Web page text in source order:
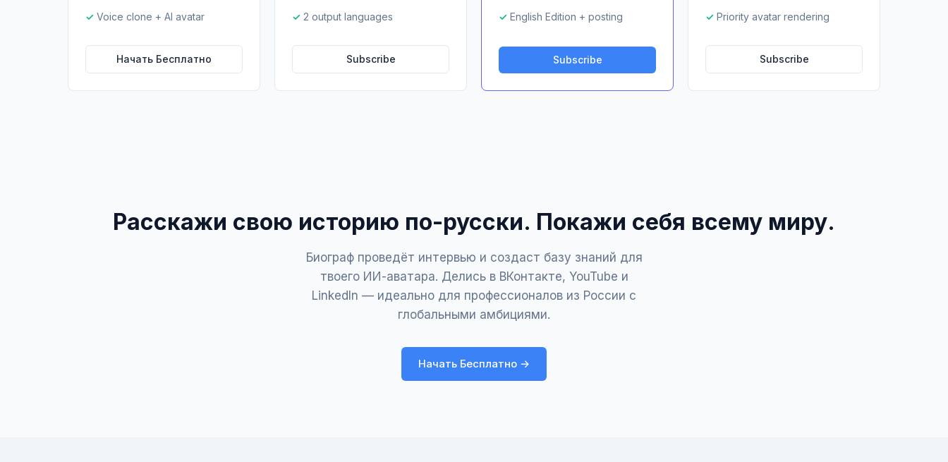
Voice clone + AI avatar
Начать Бесплатно
2 output languages
Subscribe
English Edition + posting
Subscribe
Priority avatar rendering
Subscribe
Расскажи свою историю по-русски. Покажи себя всему миру.
Биограф проведёт интервью и создаст базу знаний для
твоего ИИ-аватара. Делись в ВКонтакте, YouTube и
LinkedIn — идеально для профессионалов из России с
глобальными амбициями.
Начать Бесплатно →